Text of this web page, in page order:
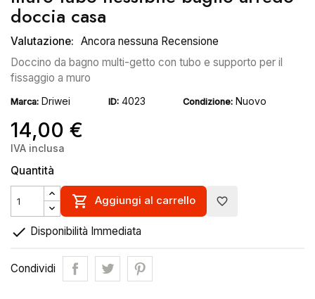
doccia casa
Valutazione: Ancora nessuna Recensione
Doccino da bagno multi-getto con tubo e supporto per il
fissaggio a muro
Marca: Driwei ID: 4023 Condizione: Nuovo
14,00 €
IVA inclusa
Quantità
 Aggiungi al carrello favorite_border
 Disponibilità Immediata
Condividi